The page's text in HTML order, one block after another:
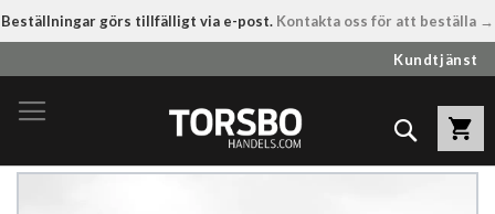
Beställningar görs tillfälligt via e-post. Kontakta oss för att beställa →
till
innehållet
Kundtjänst
Sök